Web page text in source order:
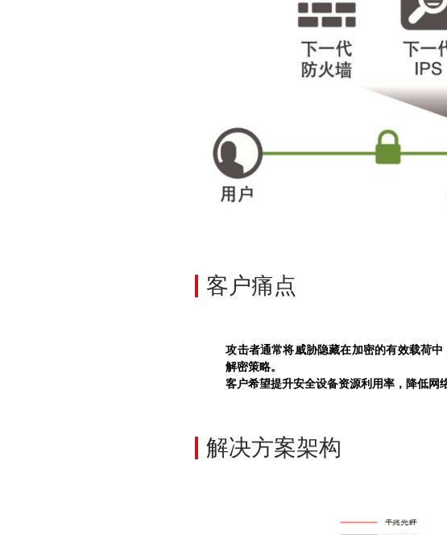
客户痛点
攻击者通常将威胁隐藏在加密的有效载荷
解密策略。
客户希望提升安全设备资源利用率，降低网
解决方案架构